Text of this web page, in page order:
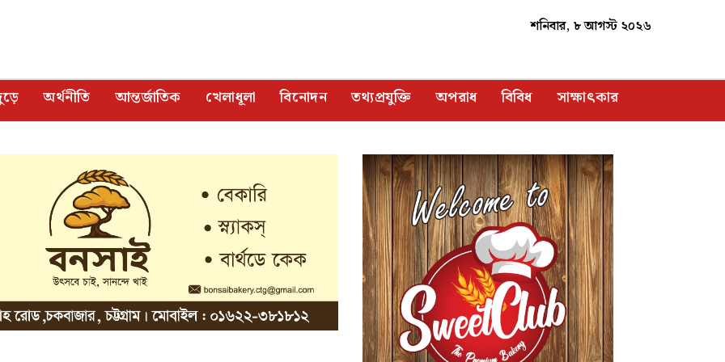
শনিবার, ৮ আগস্ট ২০২৬
অর্থনীতি আন্তর্জাতিক খেলাধূলা বিনোদন তথ্যপ্রযুক্তি অপরাধ বিবিধ সাক্ষাৎকার